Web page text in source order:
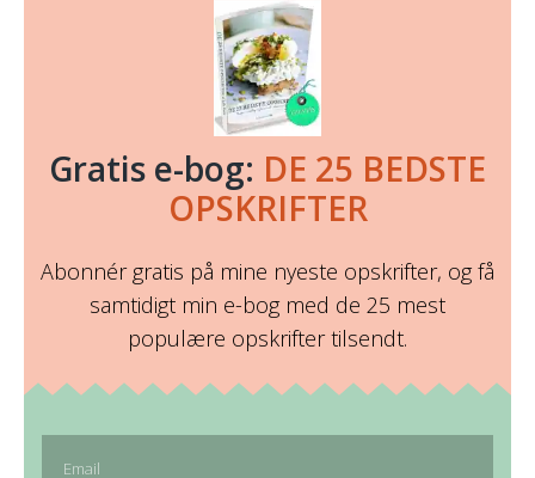
Gratis e-bog: DE 25 BEDSTE
OPSKRIFTER
Abonnér gratis på mine nyeste opskrifter, og få
samtidigt min e-bog med de 25 mest
populære opskrifter tilsendt.